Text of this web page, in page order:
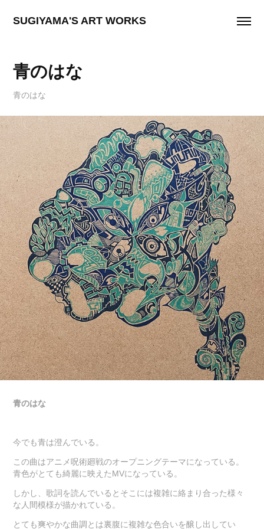
SUGIYAMA'S ART WORKS
青のはな
青のはな
青のはな
今でも青は澄んでいる。
この曲はアニメ呪術廻戦のオープニングテーマになっている。
青色がとても綺麗に映えたMVになっている。
しかし、歌詞を読んでいるとそこには複雑に絡まり合った様々
な人間模様が描かれている。
とても爽やかな曲調とは裏腹に複雑な色合いを醸し出してい